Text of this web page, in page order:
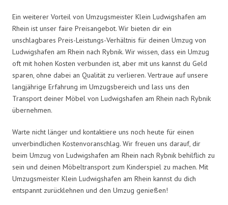
Ein weiterer Vorteil von Umzugsmeister Klein Ludwigshafen am
Rhein ist unser faire Preisangebot. Wir bieten dir ein
unschlagbares Preis-Leistungs-Verhältnis für deinen Umzug von
Ludwigshafen am Rhein nach Rybnik. Wir wissen, dass ein Umzug
oft mit hohen Kosten verbunden ist, aber mit uns kannst du Geld
sparen, ohne dabei an Qualität zu verlieren. Vertraue auf unsere
langjährige Erfahrung im Umzugsbereich und lass uns den
Transport deiner Möbel von Ludwigshafen am Rhein nach Rybnik
übernehmen.
Warte nicht länger und kontaktiere uns noch heute für einen
unverbindlichen Kostenvoranschlag. Wir freuen uns darauf, dir
beim Umzug von Ludwigshafen am Rhein nach Rybnik behilflich zu
sein und deinen Möbeltransport zum Kinderspiel zu machen. Mit
Umzugsmeister Klein Ludwigshafen am Rhein kannst du dich
entspannt zurücklehnen und den Umzug genießen!